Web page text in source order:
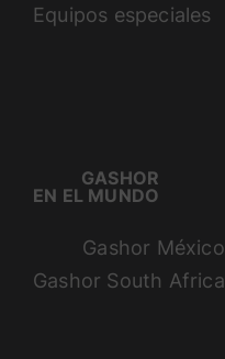
Equipos especiales
GASHOR
EN EL MUNDO
Gashor México
Gashor South Africa